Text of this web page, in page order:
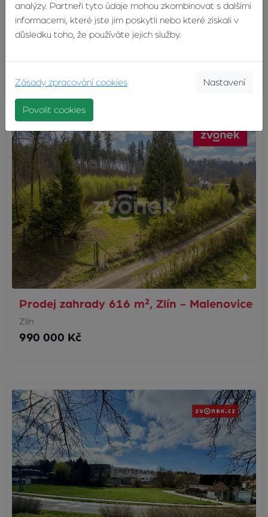
Prodej pole 15 468 m², Zlín - Malenovice
Prodej zahrady 616 m², Zlín - Malenovice
Zlín
990 000 Kč
analýzy. Partneři tyto údaje mohou zkombinovat s dalšími
informacemi, které jste jim poskytli nebo které získali v
důsledku toho, že používáte jejich služby.
Zásady zpracování cookies Nastavení
Povolit cookies